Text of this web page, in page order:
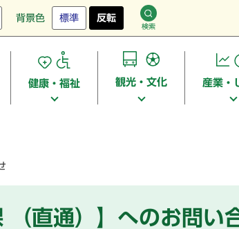
背景色 標準 反転
検索
健康・福祉 観光・文化 産業・
（直通）】へのお問い